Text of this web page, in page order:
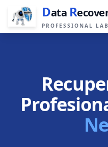
Data R
PROFESSIONAL LAB